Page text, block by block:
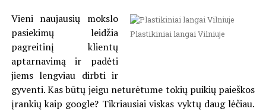
Plastikiniai langai Vilniuje
Vieni naujausių mokslo
pasiekimų leidžia
pagreitinį klientų
aptarnavimą ir padėti
jiems lengviau dirbti ir
gyventi. Kas būtų jeigu neturėtume tokių puikių paieškos
įrankių kaip google? Tikriausiai viskas vyktų daug lėčiau.